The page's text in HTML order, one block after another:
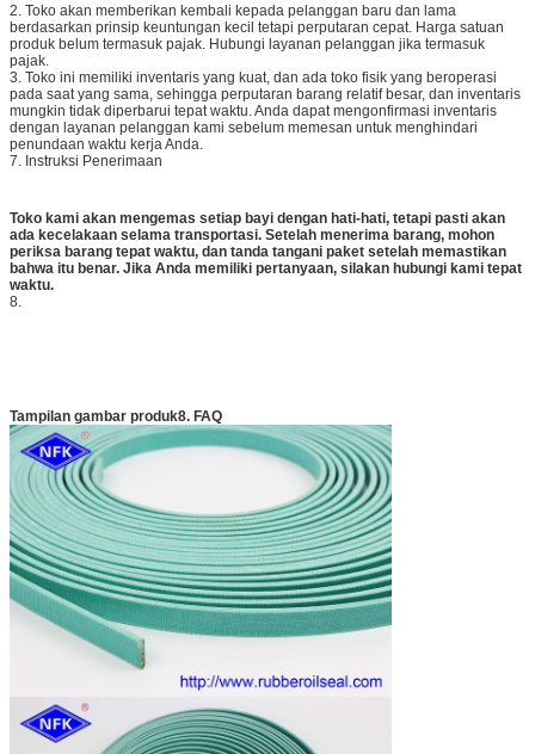
2. Toko akan memberikan kembali kepada pelanggan baru dan lama
berdasarkan prinsip keuntungan kecil tetapi perputaran cepat. Harga satuan
produk belum termasuk pajak. Hubungi layanan pelanggan jika termasuk
pajak.
3. Toko ini memiliki inventaris yang kuat, dan ada toko fisik yang beroperasi
pada saat yang sama, sehingga perputaran barang relatif besar, dan inventaris
mungkin tidak diperbarui tepat waktu. Anda dapat mengonfirmasi inventaris
dengan layanan pelanggan kami sebelum memesan untuk menghindari
penundaan waktu kerja Anda.
7. Instruksi Penerimaan
Toko kami akan mengemas setiap bayi dengan hati-hati, tetapi pasti akan
ada kecelakaan selama transportasi. Setelah menerima barang, mohon
periksa barang tepat waktu, dan tanda tangani paket setelah memastikan
bahwa itu benar. Jika Anda memiliki pertanyaan, silakan hubungi kami tepat
waktu.
8.
Tampilan gambar produk​8. FAQ